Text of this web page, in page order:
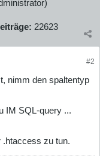
22623
#2
nimm den spaltentyp
IM SQL-query ...
.htaccess zu tun.